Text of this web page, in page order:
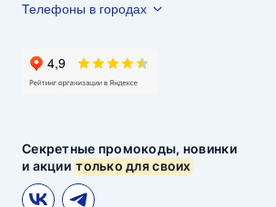
Секретные промокоды, новинки
и акциитолько для своих
Телефоны в городах